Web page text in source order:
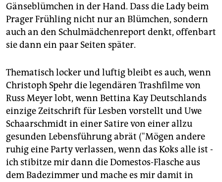
Gänseblümchen in der Hand. Dass die Lady beim
Prager Frühling nicht nur an Blümchen, sondern
auch an den Schulmädchenreport denkt, offenbart
sie dann ein paar Seiten später.
Thematisch locker und luftig bleibt es auch, wenn
Christoph Spehr die legendären Trashfilme von
Russ Meyer lobt, wenn Bettina Kay Deutschlands
einzige Zeitschrift für Lesben vorstellt und Uwe
Schaarschmidt in einer Satire von einer allzu
gesunden Lebensführung abrät ("Mögen andere
ruhig eine Party verlassen, wenn das Koks alle ist -
ich stibitze mir dann die Domestos-Flasche aus
dem Badezimmer und mache es mir damit in